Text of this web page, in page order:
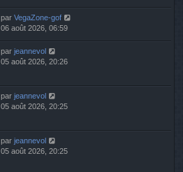
par VegaZone-gof
06 août 2026, 06:59
par jeannevol
05 août 2026, 20:26
par jeannevol
05 août 2026, 20:25
par jeannevol
05 août 2026, 20:25